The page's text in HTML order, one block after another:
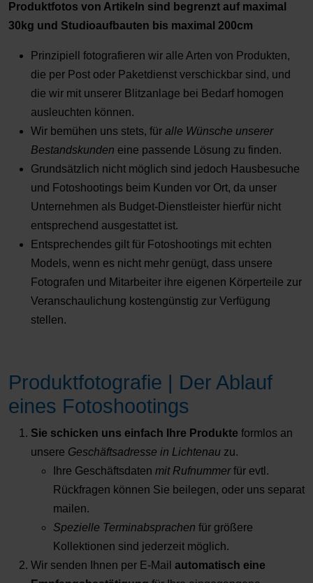
Produktfotos von Artikeln sind begrenzt auf maximal
30kg und Studioaufbauten bis maximal 200cm
Prinzipiell fotografieren wir alle Arten von Produkten,
die per Post oder Paketdienst verschickbar sind, und
die wir mit unserer Blitzanlage bei Bedarf homogen
ausleuchten können.
Wir bemühen uns stets, für alle Wünsche unserer
Bestandskunden eine passende Lösung zu finden.
Grundsätzlich nicht möglich sind jedoch Hausbesuche
und Fotoshootings beim Kunden vor Ort, da unser
Unternehmen als Budget-Dienstleister hierfür nicht
entsprechend ausgestattet ist.
Entsprechendes gilt für Fotoshootings mit echten
Models, wenn es nicht mehr genügt, dass unsere
Fotografen und Mitarbeiter ihre eigenen Körperteile zur
Veranschaulichung kostengünstig zur Verfügung
stellen.
Produktfotografie | Der Ablauf
eines Fotoshootings
Sie schicken uns einfach Ihre Produkte formlos an
unsere Geschäftsadresse in Lichtenau zu.
Ihre Geschäftsdaten mit Rufnummerfür evtl.
Rückfragen können Sie beilegen, oder uns separat
mailen.
Spezielle Terminabsprachen für größere
Kollektionen sind jederzeit möglich.
Wir senden Ihnen per E-Mail automatisch eine